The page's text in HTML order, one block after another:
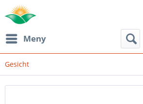
Meny
Gesicht